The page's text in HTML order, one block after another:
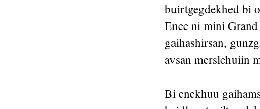
buirtgegdekhed bi
Enee ni mini
gaihashirsan,
avsan merslehuiin
Bi enekhuu